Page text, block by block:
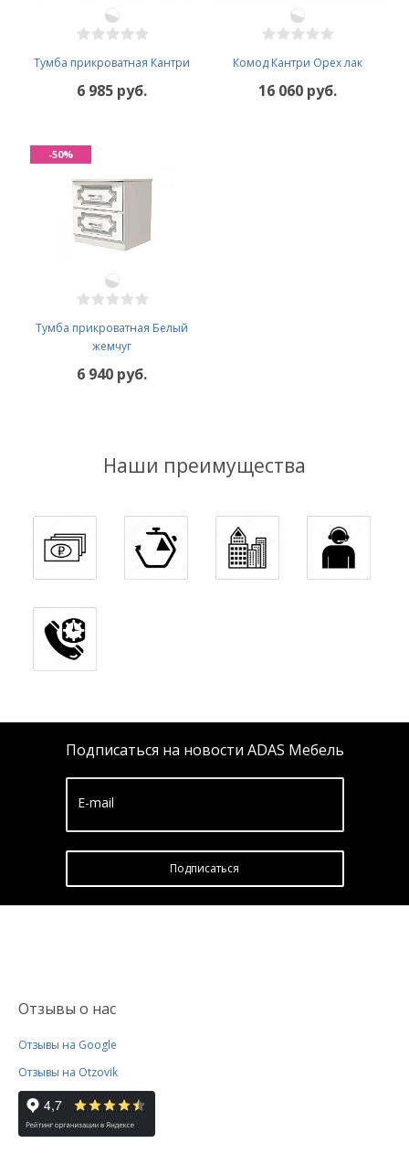
Тумба прикроватная Кантри
6 985 руб.
Комод Кантри Орех лак
16 060 руб.
Тумба прикроватная Белый
жемчуг
6 940 руб.
-50%
Наши преимущества
Подписаться на новости ADAS Мебель
E-mail
Подписатьcя
Отзывы о нас
Отзывы на Google
Отзывы на Otzovik